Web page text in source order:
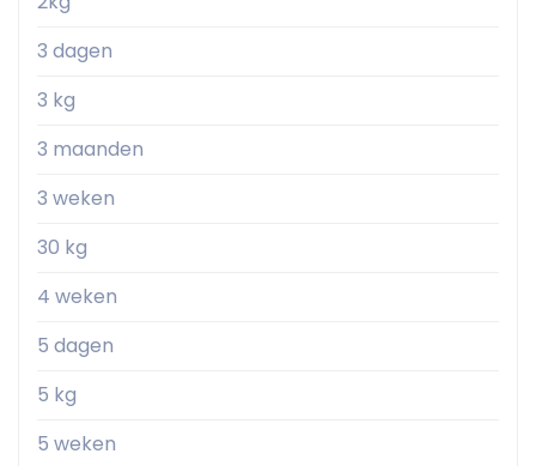
3 dagen
3 kg
3 maanden
3 weken
30 kg
4 weken
5 dagen
5 kg
5 weken